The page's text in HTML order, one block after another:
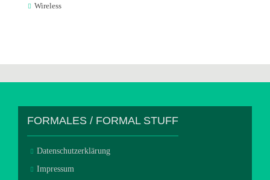
Wireless
FORMALES / FORMAL STUFF
Datenschutzerklärung
Impressum